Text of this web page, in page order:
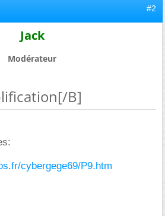
#2
Jack
Modérateur
B]
cybergege69/P9.htm